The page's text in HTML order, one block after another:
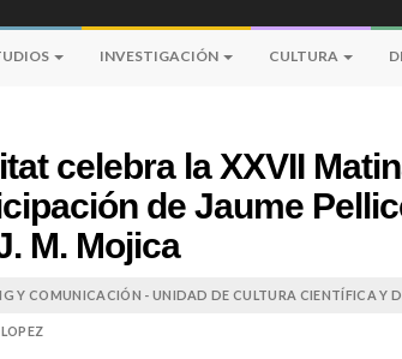
INVESTIGACIÓN CULTURA
celebra la XXVII
de Jaume
M. Mojica
Y COMUNICACIÓN - UNIDAD DE CULTURA CIENTÍFICA Y